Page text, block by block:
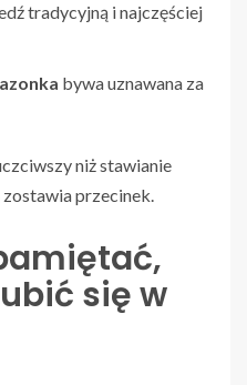
tradycyjną i najczęściej
bywa uznawana za
niż stawianie
przecinek.
się w